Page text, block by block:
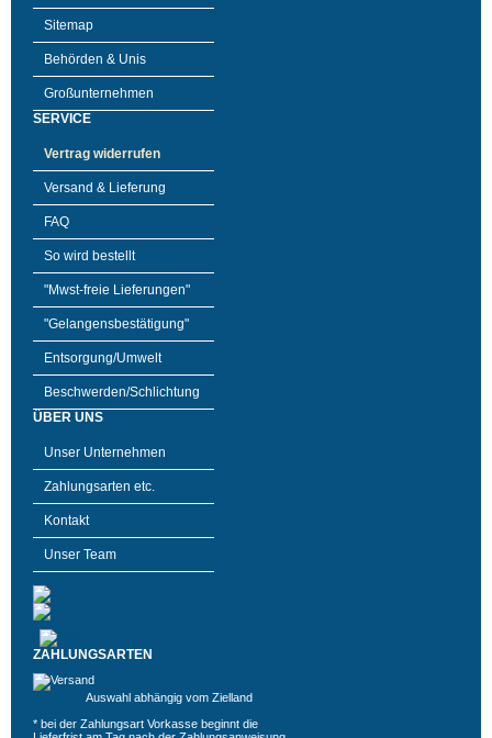
Sitemap
Behörden & Unis
Großunternehmen
SERVICE
Vertrag widerrufen
Versand & Lieferung
FAQ
So wird bestellt
"Mwst-freie Lieferungen"
"Gelangensbestätigung"
Entsorgung/Umwelt
Beschwerden/Schlichtung
ÜBER UNS
Unser Unternehmen
Zahlungsarten etc.
Kontakt
Unser Team
ZAHLUNGSARTEN
Auswahl abhängig vom Zielland
* bei der Zahlungsart Vorkasse beginnt die